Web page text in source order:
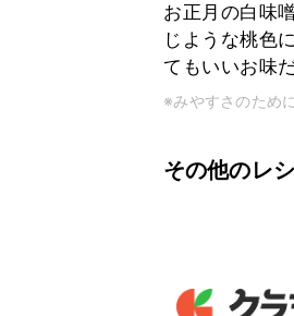
お正月の白味
じような桃色
てもいいお味
※みやすさのため
その他のレ